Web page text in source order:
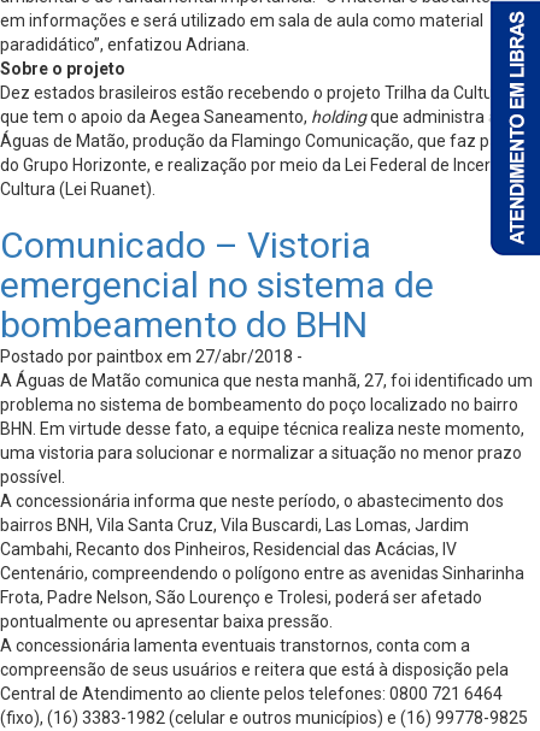
em informações e será utilizado em sala de aula como material
paradidático”, enfatizou Adriana.
Sobre o projeto
Dez estados brasileiros estão recebendo o projeto Trilha da Cultura,
que tem o apoio da Aegea Saneamento, holdingque administra a
Águas de Matão, produção da Flamingo Comunicação, que faz parte
do Grupo Horizonte, e realização por meio da Lei Federal de Incentivo à
Cultura (Lei Ruanet).
Comunicado – Vistoria
emergencial no sistema de
bombeamento do BHN
Postado por paintbox em 27/abr/2018 -
A Águas de Matão comunica que nesta manhã, 27, foi identificado um
problema no sistema de bombeamento do poço localizado no bairro
BHN. Em virtude desse fato, a equipe técnica realiza neste momento,
uma vistoria para solucionar e normalizar a situação no menor prazo
possível.
A concessionária informa que neste período, o abastecimento dos
bairros BNH, Vila Santa Cruz, Vila Buscardi, Las Lomas, Jardim
Cambahi, Recanto dos Pinheiros, Residencial das Acácias, IV
Centenário, compreendendo o polígono entre as avenidas Sinharinha
Frota, Padre Nelson, São Lourenço e Trolesi, poderá ser afetado
pontualmente ou apresentar baixa pressão.
A concessionária lamenta eventuais transtornos, conta com a
compreensão de seus usuários e reitera que está à disposição pela
Central de Atendimento ao cliente pelos telefones: 0800 721 6464
(fixo), (16) 3383-1982 (celular e outros municípios) e (16) 99778-9825